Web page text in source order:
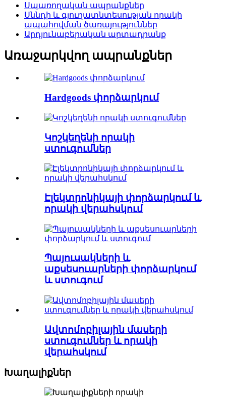
Սպառողական ապրանքներ
Սննդի և գյուղատնտեսության որակի
ապահովման ծառայություններ
Արդյունաբերական արտադրանք
Առաջարկվող ապրանքներ
Hardgoods փորձարկում
Կոշկեղենի որակի
ստուգումներ
Էլեկտրոնիկայի փորձարկում և
որակի վերահսկում
Պայուսակների և
աքսեսուարների փորձարկում
և ստուգում
Ավտոմոբիլային մասերի
ստուգումներ և որակի
վերահսկում
Խաղալիքներ